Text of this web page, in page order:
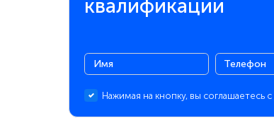
квалификации
Нажимая на кнопку, вы соглашаетесь с